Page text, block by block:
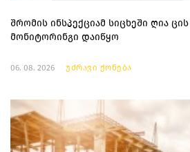
შრომის ინსპექციამ სიცხეში ღია
მონიტორინგი დაიწყო
06. 08. 2026 უძრავი ქონება